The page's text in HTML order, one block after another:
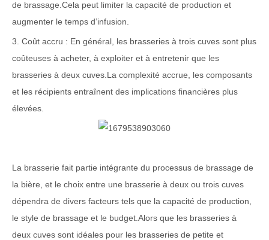
de brassage.Cela peut limiter la capacité de production et
augmenter le temps d’infusion.
3. Coût accru : En général, les brasseries à trois cuves sont plus
coûteuses à acheter, à exploiter et à entretenir que les
brasseries à deux cuves.La complexité accrue, les composants
et les récipients entraînent des implications financières plus
élevées.
La brasserie fait partie intégrante du processus de brassage de
la bière, et le choix entre une brasserie à deux ou trois cuves
dépendra de divers facteurs tels que la capacité de production,
le style de brassage et le budget.Alors que les brasseries à
deux cuves sont idéales pour les brasseries de petite et